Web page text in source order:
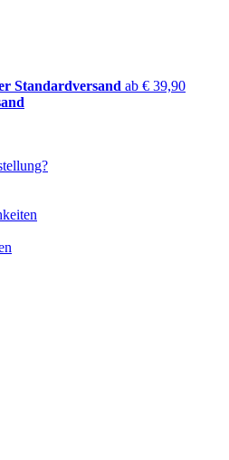
Standardversand ab € 39,90